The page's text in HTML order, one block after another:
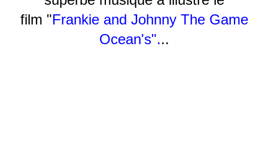
film "Frankie and Johnny The Game
Ocean's"...